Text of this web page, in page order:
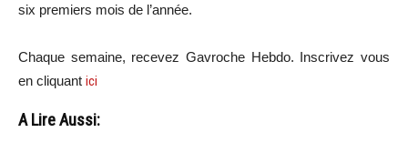
six premiers mois de l’année.
Chaque semaine, recevez Gavroche Hebdo. Inscrivez vous
en cliquant ici
A Lire Aussi: